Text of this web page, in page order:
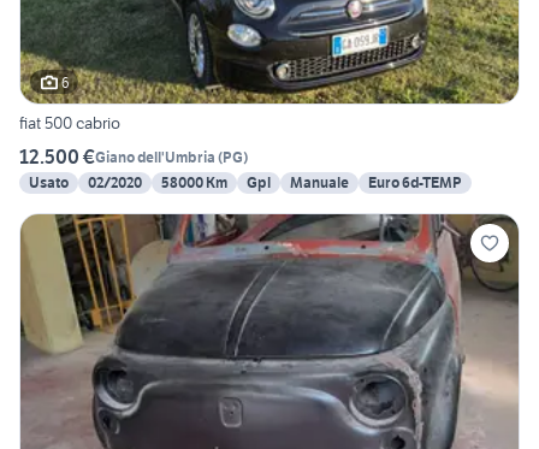
6
fiat 500 cabrio
12.500 €Giano dell'Umbria (PG)
Usato
02/2020 58000 Km Gpl Manuale Euro 6d-TEMP